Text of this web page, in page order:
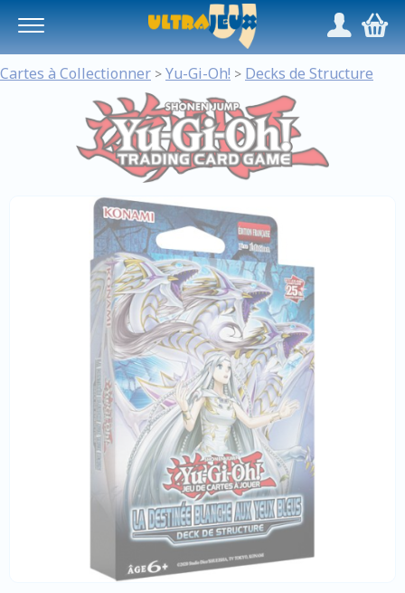
/,
Cartes à Collectionner > Yu-Gi-Oh! > Decks de Structure